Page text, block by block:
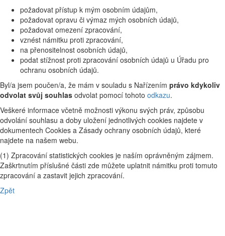
požadovat přístup k mým osobním údajům,
požadovat opravu či výmaz mých osobních údajů,
požadovat omezení zpracování,
vznést námitku proti zpracování,
na přenositelnost osobních údajů,
podat stížnost proti zpracování osobních údajů u Úřadu pro
ochranu osobních údajů.
Byl/a jsem poučen/a, že mám v souladu s Nařízením právo kdykoliv
odvolat svůj souhlas odvolat pomocí tohoto odkazu.
Veškeré informace včetně možnosti výkonu svých práv, způsobu
odvolání souhlasu a doby uložení jednotlivých cookies najdete v
dokumentech Cookies a Zásady ochrany osobních údajů, které
najdete na našem webu.
(1) Zpracování statistických cookies je naším oprávněným zájmem.
Zaškrtnutím příslušné části zde můžete uplatnit námitku proti tomuto
zpracování a zastavit jejich zpracování.
Zpět